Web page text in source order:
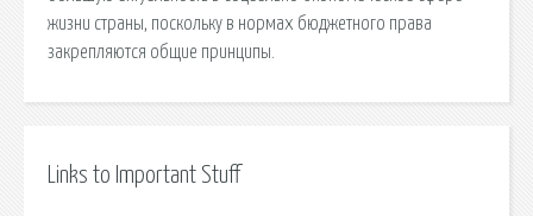
жизни страны, поскольку в нормах бюджетного права
закрепляются общие принципы.
Links to Important Stuff